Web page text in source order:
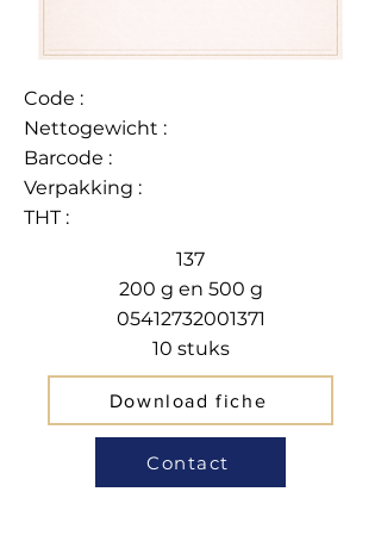
Code :
Nettogewicht :
Barcode :
Verpakking :
THT :
137
200 g en 500 g
05412732001371
10 stuks
Download fiche
Contact